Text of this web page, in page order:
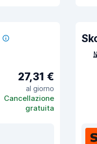
27,31 €
al giorno
Cancellazione
gratuita